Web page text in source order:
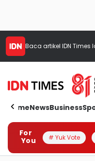
Baca artikel IDN Times
HomeNewsBusiness
For
You
# Yuk Vote